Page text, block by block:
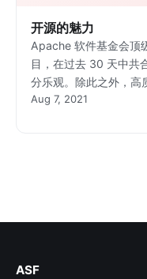
开源的魅力
Apache 软件基金会顶
目，在过去 30 天中共
分乐观。除此之外，高
GitHub 也吸引众多社
Aug 7, 2021
ASF